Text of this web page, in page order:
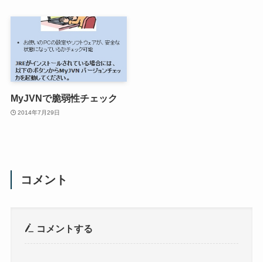
MyJVNで脆弱性チェック
2014年7月29日
コメント
コメントする